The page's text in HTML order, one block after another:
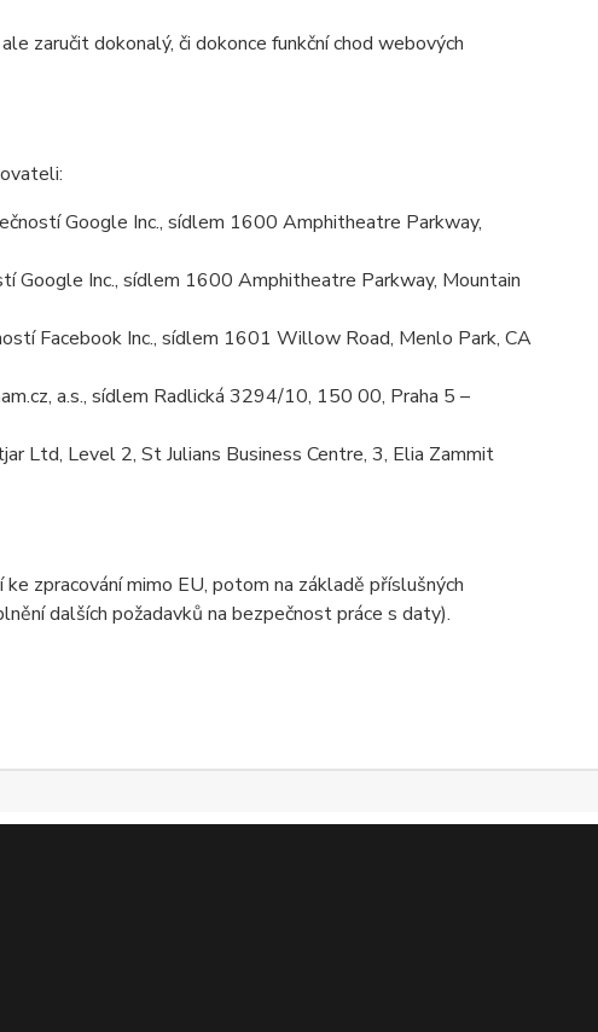
zaručit dokonalý, či dokonce funkční chod webových
Google Inc., sídlem 1600 Amphitheatre Parkway,
Inc., sídlem 1600 Amphitheatre Parkway, Mountain
Facebook Inc., sídlem 1601 Willow Road, Menlo Park, CA
a.s., sídlem Radlická 3294/10, 150 00, Praha 5 –
Ltd, Level 2, St Julians Business Centre, 3, Elia Zammit
zpracování mimo EU, potom na základě příslušných
dalších požadavků na bezpečnost práce s daty).